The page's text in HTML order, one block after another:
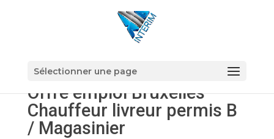
Sélectionner une page
Offre emploi Bruxelles –
Chauffeur livreur permis B
/ Magasinier